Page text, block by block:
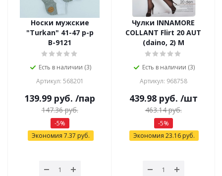
Носки мужские
"Turkan" 41-47 р-р
В-9121
Есть в наличии (3)
Артикул: 568201
139.99 руб. /пар
147.36руб.
-5%
Экономия 7.37 руб.
Чулки INNAMORE
COLLANT Flirt 20 AUT
(daino, 2) М
Есть в наличии (3)
Артикул: 968758
439.98руб. /шт
463.14руб.
-5%
Экономия 23.16 руб.